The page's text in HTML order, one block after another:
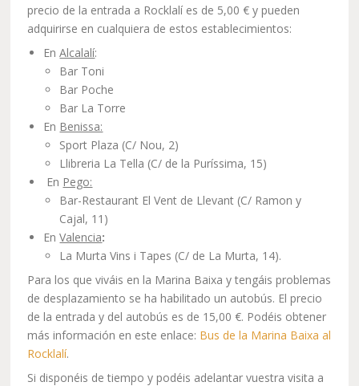
precio de la entrada a Rocklalí es de 5,00 € y pueden
adquirirse en cualquiera de estos establecimientos:
EnAlcalalí:
Bar Toni
Bar Poche
Bar La Torre
En Benissa:
Sport Plaza (C/ Nou, 2)
Llibreria La Tella (C/ de la Puríssima, 15)
En Pego:
Bar-Restaurant El Vent de Llevant (C/ Ramon y
Cajal, 11)
EnValencia:
La Murta Vins i Tapes (C/ de La Murta, 14).
Para los que viváis en la Marina Baixa y tengáis problemas
de desplazamiento se ha habilitado un autobús. El precio
de la entrada y del autobús es de 15,00 €. Podéis obtener
más información en este enlace: Bus de la Marina Baixa al
Rocklalí.
Si disponéis de tiempo y podéis adelantar vuestra visita a